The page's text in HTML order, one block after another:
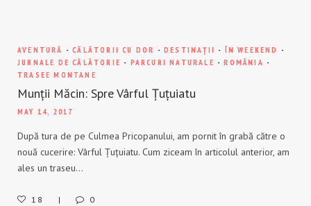
AVENTURĂ -CĂLĂTORII CU DOR -DESTINAȚII - ÎN WEEKEND
-
JURNALE DE CĂLĂTORIE - PARCURI NATURALE -ROMÂNIA -
TRASEE MONTANE
Munții Măcin: Spre Vârful Țuțuiatu
MAY 14, 2017
După tura de pe Culmea Pricopanului, am pornit în grabă către o
nouă cucerire: Vârful Țuțuiatu. Cum ziceam în articolul anterior, am
ales un traseu…
18 0